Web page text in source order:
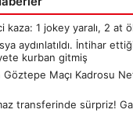
kaza: 1 jokey yaralı, 2 at
aydınlatıldı. İntihar
kurban gitmiş
Göztepe Maçı Kadrosu
transferinde sürpriz!